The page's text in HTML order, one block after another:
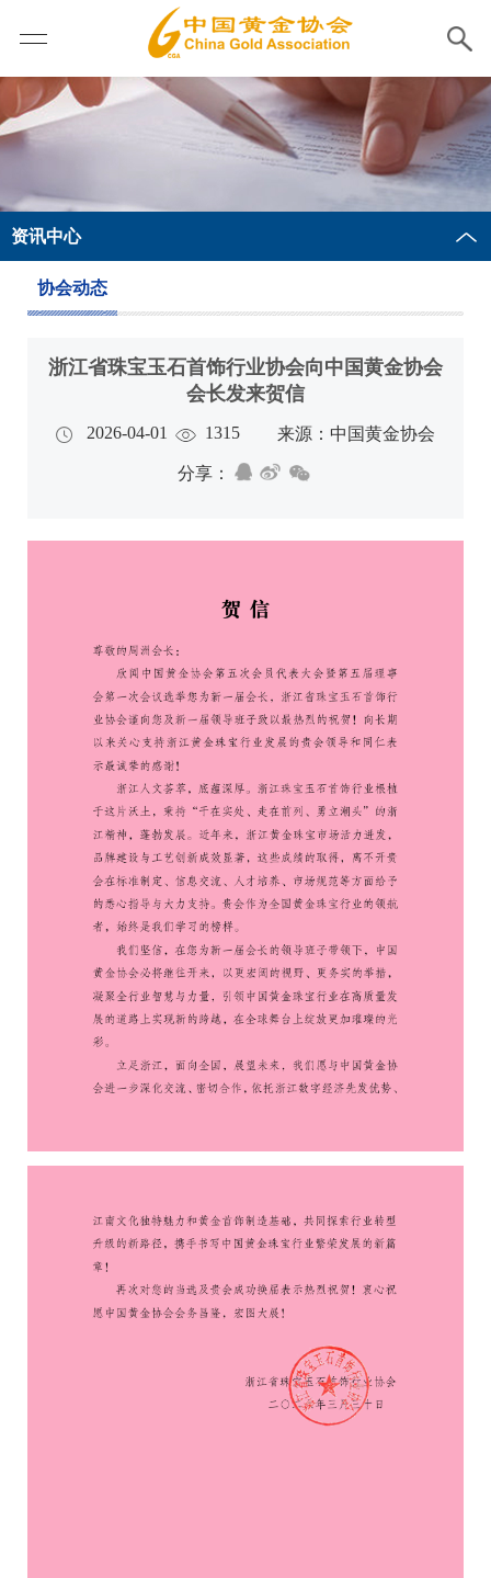
资讯中心
协会动态
浙江省珠宝玉石首饰行业协会向中国黄金协会
会长发来贺信
2026-04-01 1315 来源：中国黄金协会
分享：